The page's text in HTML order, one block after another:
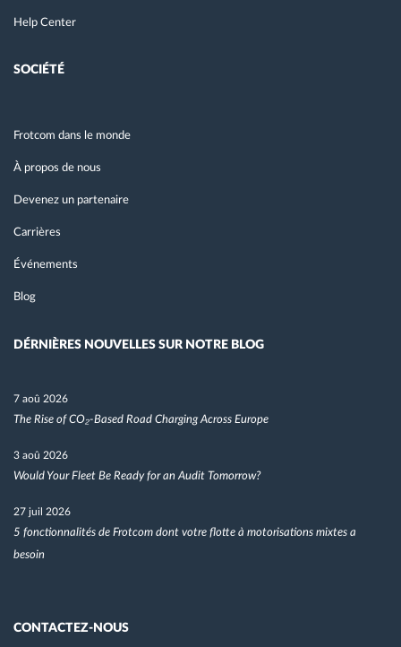
Help Center
SOCIÉTÉ
Frotcom dans le monde
À propos de nous
Devenez un partenaire
Carrières
Événements
Blog
DÉRNIÈRES NOUVELLES SUR NOTRE BLOG
7 aoû 2026
The Rise of CO₂-Based Road Charging Across Europe
3 aoû 2026
Would Your Fleet Be Ready for an Audit Tomorrow?
27 juil 2026
5 fonctionnalités de Frotcom dont votre flotte à motorisations mixtes a
besoin
CONTACTEZ-NOUS